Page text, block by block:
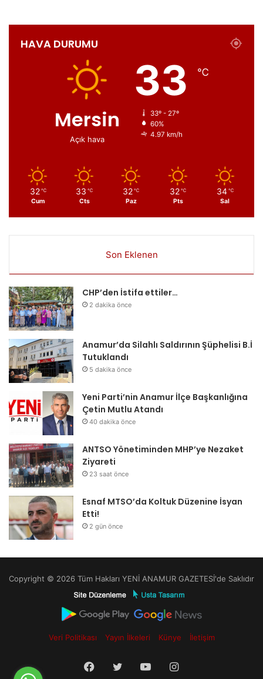
HAVA DURUMU
Mersin
Açık hava
33 ℃
33º - 27º
60%
4.97 km/h
32 ℃
Cum
33 ℃
Cts
32 ℃
Paz
32 ℃
Pts
34 ℃
Sal
Son Eklenen
CHP’den İstifa ettiler…
2 dakika önce
Anamur’da Silahlı Saldırının Şüphelisi B.İ
Tutuklandı
5 dakika önce
Yeni Parti’nin Anamur İlçe Başkanlığına
Çetin Mutlu Atandı
40 dakika önce
ANTSO Yönetiminden MHP’ye Nezaket
Ziyareti
23 saat önce
Esnaf MTSO’da Koltuk Düzenine İsyan
Etti!
2 gün önce
Copyright © 2026 Tüm Hakları YENİ ANAMUR GAZETESİ'de Saklıdır
Veri Politikası Yayın İlkeleri Künye İletişim
Facebook
TwitterYouTubeInstagram